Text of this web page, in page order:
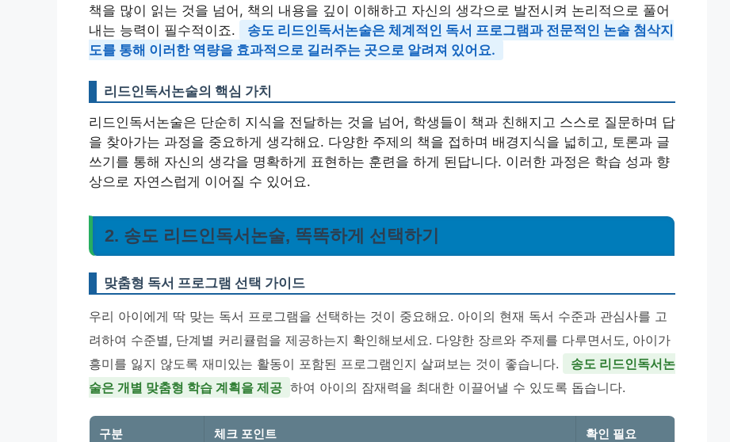
책을 많이 읽는 것을 넘어, 책의 내용을 깊이 이해하고 자신의 생각으로 발전시켜 논리적으로 풀어
내는 능력이 필수적이죠.
송도 리드인독서논술은 체계적인 독서 프로그램과 전문적인 논술 첨삭지
도를 통해 이러한 역량을 효과적으로 길러주는 곳으로 알려져 있어요.
리드인독서논술의 핵심 가치
리드인독서논술은 단순히 지식을 전달하는 것을 넘어, 학생들이 책과 친해지고 스스로 질문하며 답
을 찾아가는 과정을 중요하게 생각해요. 다양한 주제의 책을 접하며 배경지식을 넓히고, 토론과 글
쓰기를 통해 자신의 생각을 명확하게 표현하는 훈련을 하게 된답니다. 이러한 과정은 학습 성과 향
상으로 자연스럽게 이어질 수 있어요.
2. 송도 리드인독서논술, 똑똑하게 선택하기
맞춤형 독서 프로그램 선택 가이드
우리 아이에게 딱 맞는 독서 프로그램을 선택하는 것이 중요해요. 아이의 현재 독서 수준과 관심사를 고
려하여 수준별, 단계별 커리큘럼을 제공하는지 확인해보세요. 다양한 장르와 주제를 다루면서도, 아이가
흥미를 잃지 않도록 재미있는 활동이 포함된 프로그램인지 살펴보는 것이 좋습니다.
송도 리드인독서논
술은 개별 맞춤형 학습 계획을 제공 하여 아이의 잠재력을 최대한 이끌어낼 수 있도록 돕습니다.
구분 체크 포인트 확인 필요